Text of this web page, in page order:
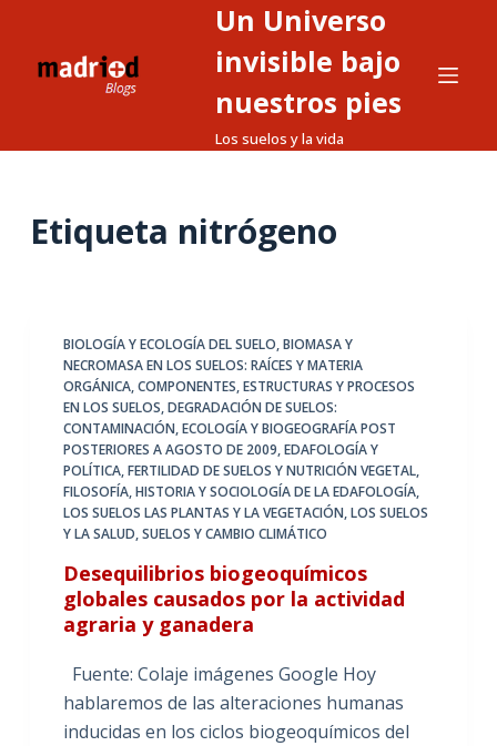
Un Universo
invisible bajo
nuestros pies
Los suelos y la vida
Etiqueta nitrógeno
BIOLOGÍA Y ECOLOGÍA DEL SUELO,BIOMASA Y
NECROMASA EN LOS SUELOS: RAÍCES Y MATERIA
ORGÁNICA,COMPONENTES, ESTRUCTURAS Y PROCESOS
EN LOS SUELOS,DEGRADACIÓN DE SUELOS:
CONTAMINACIÓN,ECOLOGÍA Y BIOGEOGRAFÍA POST
POSTERIORES A AGOSTO DE 2009,EDAFOLOGÍA Y
POLÍTICA,FERTILIDAD DE SUELOS Y NUTRICIÓN VEGETAL,
FILOSOFÍA, HISTORIA Y SOCIOLOGÍA DE LA EDAFOLOGÍA,
LOS SUELOS LAS PLANTAS Y LA VEGETACIÓN,LOS SUELOS
Y LA SALUD,SUELOS Y CAMBIO CLIMÁTICO
Desequilibrios biogeoquímicos
globales causados por la actividad
agraria y ganadera
Fuente: Colaje imágenes Google Hoy
hablaremos de las alteraciones humanas
inducidas en los ciclos biogeoquímicos del